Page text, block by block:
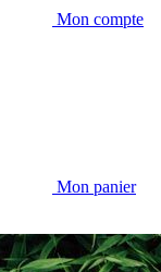
Mon compte
Mon panier